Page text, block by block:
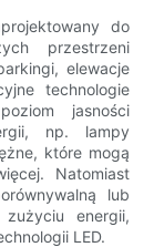
do
przestrzeni
elewacje
technologie
jasności
np. lampy
które mogą
Natomiast
lub
energii,
LED.